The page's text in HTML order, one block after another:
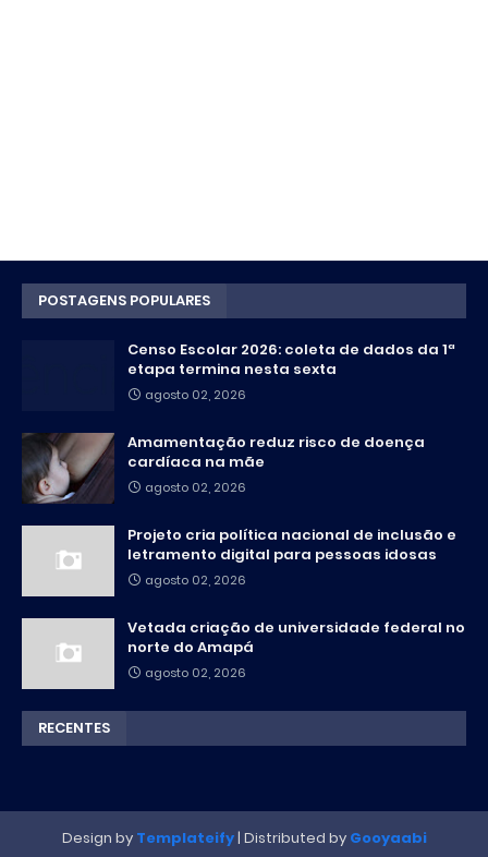
POSTAGENS POPULARES
Censo Escolar 2026: coleta de dados da 1ª
etapa termina nesta sexta
agosto 02, 2026
Amamentação reduz risco de doença
cardíaca na mãe
agosto 02, 2026
Projeto cria política nacional de inclusão e
letramento digital para pessoas idosas
agosto 02, 2026
Vetada criação de universidade federal no
norte do Amapá
agosto 02, 2026
RECENTES
Design by Templateify| Distributed by Gooyaabi